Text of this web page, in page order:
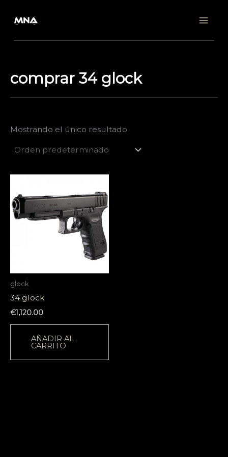
comprar 34 glock
Mostrando el único resultado
glock
34 glock
€1,120.00
AÑADIR AL
CARRITO